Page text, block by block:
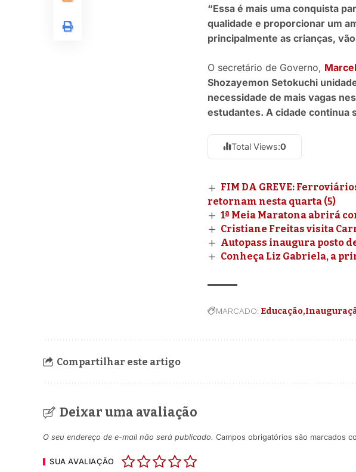
“Essa é mais uma conquista
qualidade e proporcionar um
principalmente as crianças,
O secretário de Governo,
Shozayemon Setokuchi
necessidade de mais vagas
estudantes. A cidade continua
Total Views:0
FIM DA GREVE:
retornam nesta quarta (5)
1ª Meia Maratona abrirá
Cristiane Freitas visita
Autopass inaugura posto
Conheça Liz Gabriela, a
MARCADO: Educação
Compartilhar este artigo
Deixar uma avaliação
O seu endereço de e-mail não será publicado. Campos obrigatórios são marcados
SUA AVALIAÇÃO